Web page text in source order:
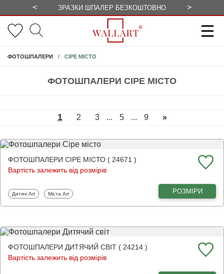
< ЗРАЗКИ ШПАЛЕР БЕЗКОШТОВНО >
ФОТОШПАЛЕРИ СІРЕ МІСТО
ФОТОШПАЛЕРИ СІРЕ МІСТО
1 2 3 ... 5 ... 9 »
ФОТОШПАЛЕРИ СІРЕ МІСТО ( 24671 )
Вартість залежить від розмірів
Фотошпалери
Дитячі Art Фотошпалери
Міста Art РОЗМІРИ
ФОТОШПАЛЕРИ ДИТЯЧИЙ СВІТ ( 24214 )
Вартість залежить від розмірів